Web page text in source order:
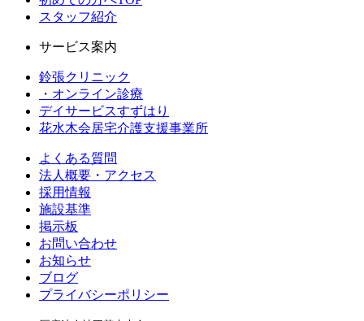
スタッフ紹介
サービス案内
鈴張クリニック
・オンライン診療
デイサービスすずはり
花水木会居宅介護支援事業所
よくある質問
法人概要・アクセス
採用情報
施設基準
掲示板
お問い合わせ
お知らせ
ブログ
プライバシーポリシー